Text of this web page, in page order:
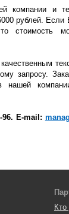
компании и
рублей.
стоимость
запросу.
96. E-mail: